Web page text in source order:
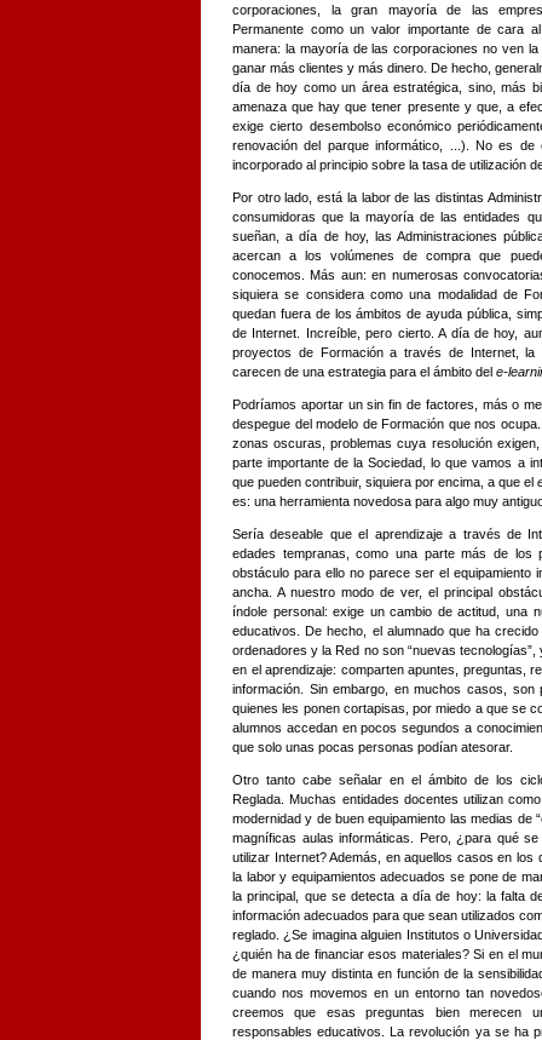
corporaciones, la gran mayoría de las
Permanente como un valor importante de cara
manera: la mayoría de las corporaciones no ven
ganar más clientes y más dinero. De hecho,
día de hoy como un área estratégica, sino, más
amenaza que hay que tener presente y que, a
exige cierto desembolso económico
renovación del parque informático, ...). No es
incorporado al principio sobre la tasa de utilización
Por otro lado, está la labor de las distintas
consumidoras que la mayoría de las entidades
sueñan, a día de hoy, las Administraciones
acercan a los volúmenes de compra que
conocemos. Más aun: en numerosas
siquiera se considera como una modalidad de
quedan fuera de los ámbitos de ayuda pública,
de Internet. Increíble, pero cierto. A día de hoy,
proyectos de Formación a través de Internet, la
carecen de una estrategia para el ámbito del e-
Podríamos aportar un sin fin de factores, más o
despegue del modelo de Formación que nos
zonas oscuras, problemas cuya resolución
parte importante de la Sociedad, lo que vamos a
que pueden contribuir, siquiera por encima, a que el
es: una herramienta novedosa para algo muy
Sería deseable que el aprendizaje a través de
edades tempranas, como una parte más de los
obstáculo para ello no parece ser el equipamiento
ancha. A nuestro modo de ver, el principal
índole personal: exige un cambio de actitud, una
educativos. De hecho, el alumnado que ha
ordenadores y la Red no son “nuevas
en el aprendizaje: comparten apuntes, preguntas,
información. Sin embargo, en muchos casos,
quienes les ponen cortapisas, por miedo a que se
alumnos accedan en pocos segundos a
que solo unas pocas personas podían atesorar.
Otro tanto cabe señalar en el ámbito de los
Reglada. Muchas entidades docentes utilizan
modernidad y de buen equipamiento las medias de
magníficas aulas informáticas. Pero, ¿para qué
utilizar Internet? Además, en aquellos casos en
la labor y equipamientos adecuados se pone de
la principal, que se detecta a día de hoy: la falta
información adecuados para que sean utilizados
reglado. ¿Se imagina alguien Institutos o
¿quién ha de financiar esos materiales? Si en el
de manera muy distinta en función de la
cuando nos movemos en un entorno tan
creemos que esas preguntas bien merecen
responsables educativos. La revolución ya se ha